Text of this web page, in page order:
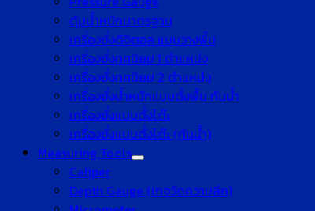
ตุ้มน้ำหนักมาตรฐาน
เครื่องชั่งดิจิตอล แบบวางพื้น
เครื่องชั่งทศนิยม 1 ตำแหน่ง
เครื่องชั่งทศนิยม 2 ตำแหน่ง
เครื่องชั่งน้ำหนักแบบตั้งพื้น กันน้ำ
เครื่องชั่งแบบตั้งโต๊ะ
เครื่องชั่งแบบตั้งโต๊ะ (กันน้ำ)
Measuring Tools
Caliper
Depth Gauge (เกจวัดความลึก)